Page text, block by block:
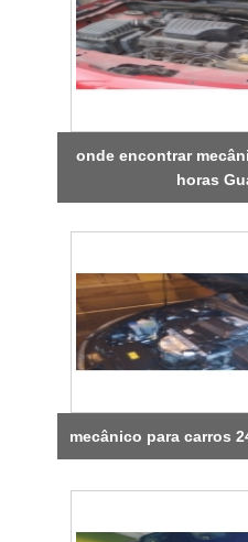
onde encontrar
horas
mecânico para carros